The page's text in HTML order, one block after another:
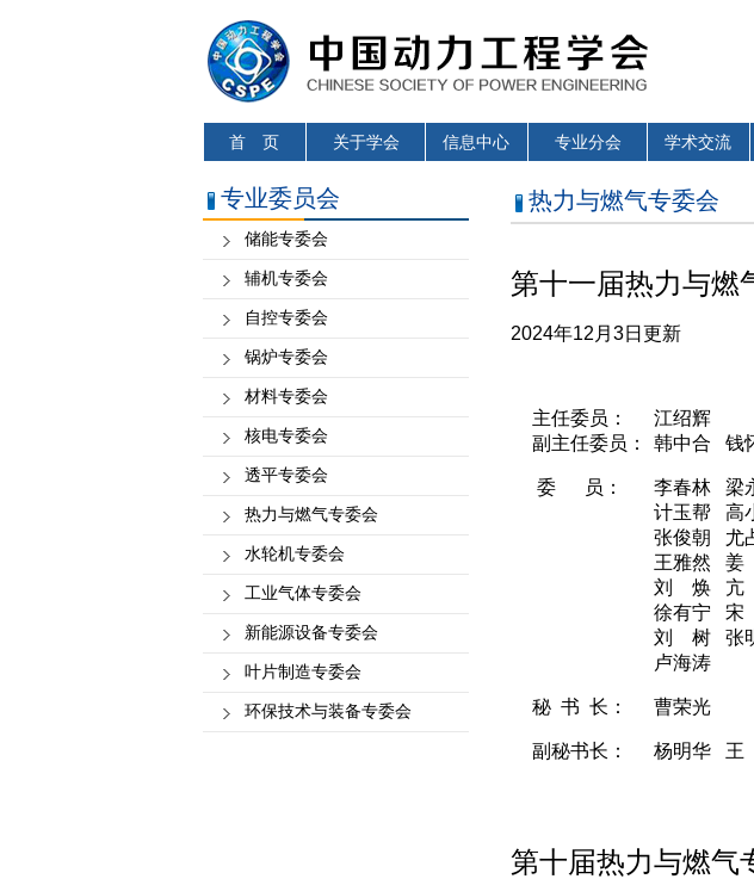
首 页 关于学会 信息中心 专业分会 学术交流
专业委员会
储能专委会
辅机专委会
自控专委会
锅炉专委会
材料专委会
核电专委会
透平专委会
热力与燃气专委会
水轮机专委会
工业气体专委会
新能源设备专委会
叶片制造专委会
环保技术与装备专委会
热力与燃气专委会
第十一届热力与燃
2024年12月3日更新
主任委员：
江绍辉
副主任委员：
韩中合
委 员：
李春林
计玉帮
张俊朝
王雅然
刘 焕 亢
徐有宁
刘 树 张
卢海涛
秘 书 长： 曹荣光
副秘书长： 杨明华
第十届热力与燃气